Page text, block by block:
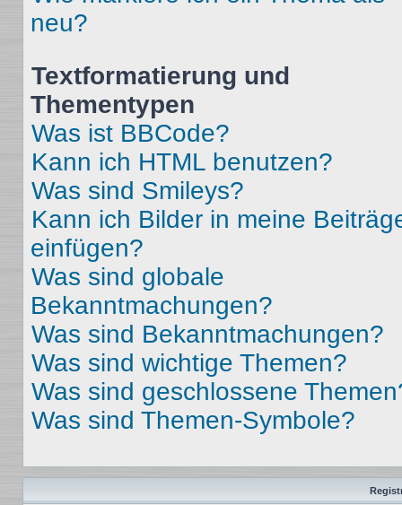
neu?
Textformatierung und
Thementypen
Was ist BBCode?
Kann ich HTML benutzen?
Was sind Smileys?
Kann ich Bilder in meine
einfügen?
Was sind globale
Bekanntmachungen?
Was sind Bekanntmachungen?
Was sind wichtige Themen?
Was sind geschlossene
Was sind Themen-Symbole?